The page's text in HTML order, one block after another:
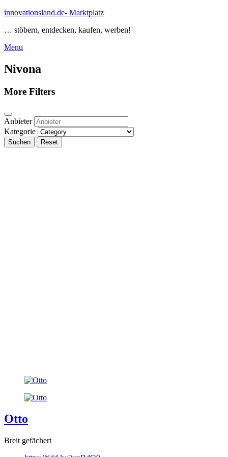
Skip
content
innovationsland.de- Marktplatz
… stöbern, entdecken, kaufen, werben!
Menu
Nivona
More Filters
Anbieter
Kategorie
Suchen Reset
Otto
Breit gefächert